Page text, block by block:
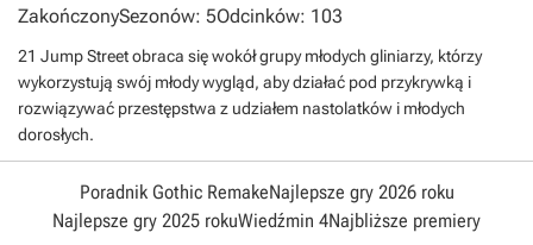
ZakończonySezonów: 5Odcinków: 103
21 Jump Street obraca się wokół grupy młodych gliniarzy, którzy
wykorzystują swój młody wygląd, aby działać pod przykrywką i
rozwiązywać przestępstwa z udziałem nastolatków i młodych
dorosłych.
Poradnik Gothic RemakeNajlepsze gry 2026 roku
Najlepsze gry 2025 rokuWiedźmin 4Najbliższe premiery